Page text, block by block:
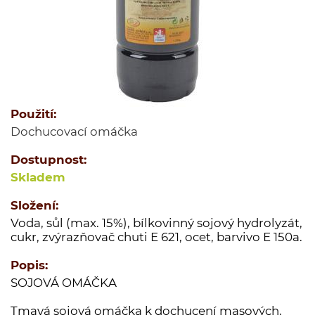
Jednodruhové koření
Kořenící směsi pro masnou výrobu
Minutkové šťávy a omáčky
Ovoce sušené
Polévky
Cukry a dochucovací cukry
Soli a dochucovací soli
Maďarské originální kořenící speciality
Sušené houby
Marinády a pasty
Použití:
Dochucovací omáčka
Dostupnost:
Skladem
Složení:
Voda, sůl (max. 15%), bílkovinný sojový hydrolyzát,
cukr, zvýrazňovač chuti E 621, ocet, barvivo E 150a.
Popis:
SOJOVÁ OMÁČKA
Tmavá sojová omáčka k dochucení masových,